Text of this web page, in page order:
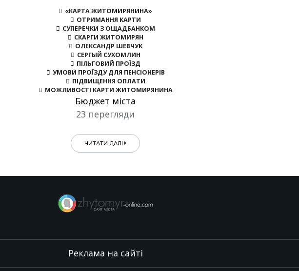
«КАРТА ЖИТОМИРЯНИНА»
ОТРИМАННЯ КАРТИ
СУПЕРЕЧКИ З ОЩАДБАНКОМ
СКАРГИ ЖИТОМИРЯН
ОЛЕКСАНДР ШЕВЧУК
СЕРГЫЙ СУХОМЛИН
ПІЛЬГОВИЙ ПРОЇЗД
УМОВИ ПРОЇЗДУ ДЛЯ ПЕНСІОНЕРІВ
ПІДВИЩЕННЯ ОПЛАТИ
МОЖЛИВОСТІ КАРТИ ЖИТОМИРЯНИНА
Бюджет міста
23 перегляди
ЧИТАТИ ДАЛІ
Реклама на сайті